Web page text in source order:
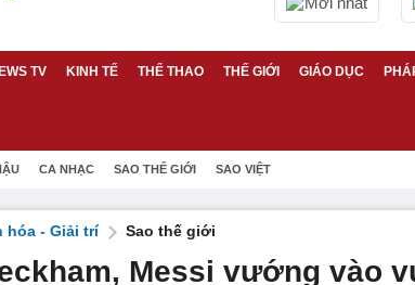
TV KINH TẾ THỂ THAO THẾ GIỚI GIÁO DỤC
CA NHẠC SAO THẾ GIỚI SAO VIỆT
hóa - Giải trí Sao thế giới
Messi vướng vào